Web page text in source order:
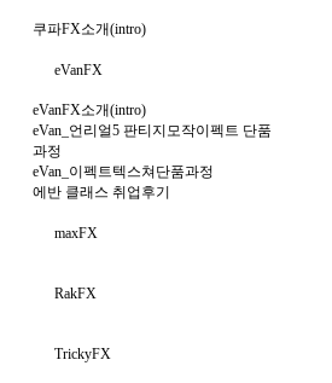
쿠파FX소개(intro)
eVanFX
eVanFX소개(intro)
eVan_언리얼5 판티지모작이펙트 단품
과정
eVan_이펙트텍스쳐단품과정
에반 클래스 취업후기
maxFX
RakFX
TrickyFX